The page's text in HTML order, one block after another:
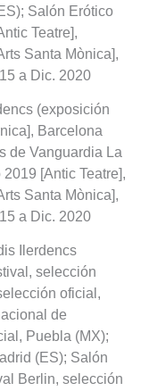
Salón Erótico
Teatre],
Santa Mònica],
a Dic. 2020
(exposición
Barcelona
de Vanguardia La
[Antic Teatre],
Santa Mònica],
a Dic. 2020
Ilerdencs
selección
oficial,
de
Puebla (MX);
(ES); Salón
Berlin, selección